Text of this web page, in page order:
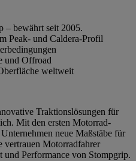
– bewährt seit 2005.
Peak- und Caldera-Profil
und Offroad
weltweit
Traktionslösungen für
Mit den ersten Motorrad-
neue Maßstäbe für
Motorradfahrer
Performance von Stompgrip.